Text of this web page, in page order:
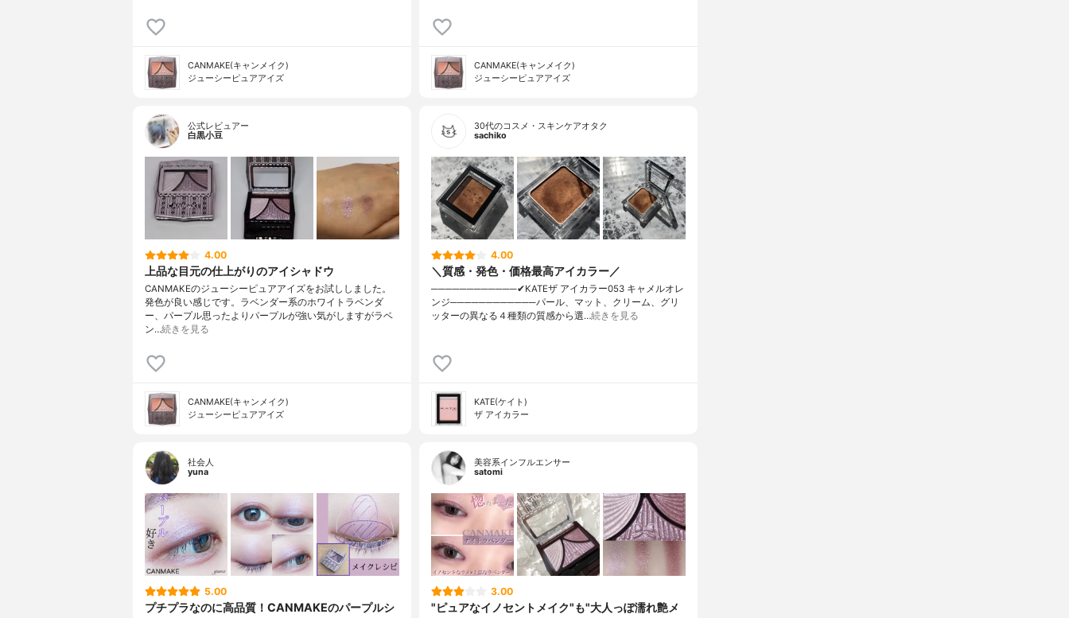
CANMAKE(キャンメイク)
ジューシーピュアアイズ
CANMAKE(キャンメイク)
ジューシーピュアアイズ
公式レビュアー
白黒小豆
4.00
上品な目元の仕上がりのアイシャドウ
CANMAKEのジューシーピュアアイズをお試ししました。
発色が良い感じです。ラベンダー系のホワイトラベンダ
ー、パープル思ったよりパープルが強い気がしますがラベ
ン…続きを見る
CANMAKE(キャンメイク)
ジューシーピュアアイズ
30代のコスメ・スキンケアオタク
sachiko
4.00
＼質感・発色・価格最高アイカラー／
────────────✔︎KATEザ アイカラー053 キャメルオレ
ンジ────────────パール、マット、クリーム、グリ
ッターの異なる４種類の質感から選…続きを見る
KATE(ケイト)
ザ アイカラー
社会人
yuna
5.00
プチプラなのに高品質！CANMAKEのパープルシ
美容系インフルエンサー
satomi
3.00
"ピュアなイノセントメイク"も"大人っぽ濡れ艶メ